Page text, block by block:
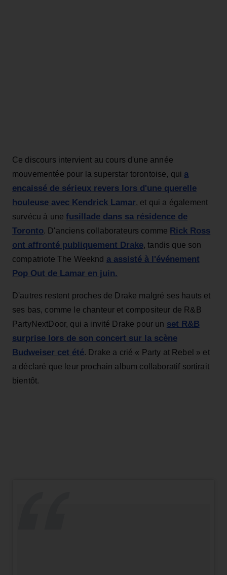
Ce discours intervient au cours d'une année
mouvementée pour la superstar torontoise, qui a
encaissé de sérieux revers lors d'une querelle
houleuse avec Kendrick Lamar, et qui a également
survécu à unefusillade dans sa résidence de
Toronto. D'anciens collaborateurs comme Rick Ross
ont affronté publiquement Drake, tandis que son
compatriote The Weeknd a assisté à l'événement
Pop Out de Lamar en juin.
D'autres restent proches de Drake malgré ses hauts et
ses bas, comme le chanteur et compositeur de R&B
PartyNextDoor, qui a invité Drake pour un set R&B
surprise lors de son concert sur la scène
Budweiser cet été. Drake a crié « Party at Rebel » et
a déclaré que leur prochain album collaboratif sortirait
bientôt.